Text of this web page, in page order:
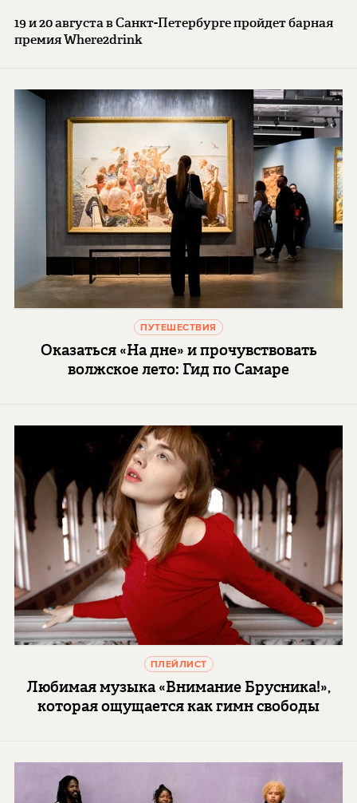
19 и 20 августа в Санкт-Петербурге пройдет барная
премия Where2drink
ПУТЕШЕСТВИЯ
Оказаться «На дне» и прочувствовать
волжское лето: Гид по Самаре
ПЛЕЙЛИСТ
Любимая музыка «Внимание Брусника!»,
которая ощущается как гимн свободы